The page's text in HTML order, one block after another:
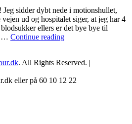
sidder dybt nede i motionshullet,
ud og hospitalet siger, at jeg har 4
ellers er det bye bye til
… Continue readingSygdom,
vejen
. All Rights Reserved. |
eller på 60 10 12 22